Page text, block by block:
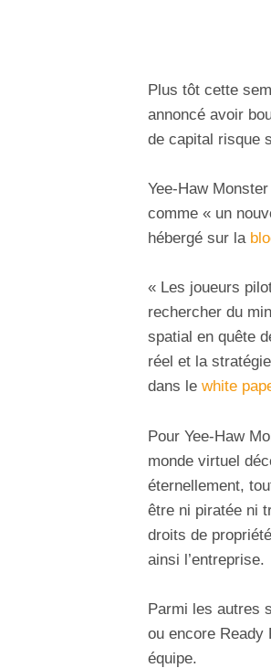
Plus tôt cette
annoncé avoir
de capital risque
Yee-Haw
comme « un
hébergé sur la
« Les joueurs
rechercher du
spatial en quête
réel et la
dans le white
Pour Yee-Haw
monde virtuel
éternellement,
être ni piratée ni
droits de
ainsi l’entreprise.
Parmi les autres
ou encore Ready
équipe.